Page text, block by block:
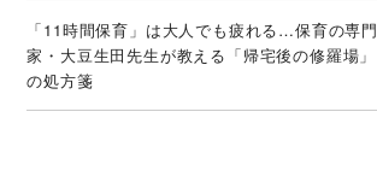
「11時間保育」は大人でも疲れる…保育の専門
家・大豆生田先生が教える「帰宅後の修羅場」
の処方箋